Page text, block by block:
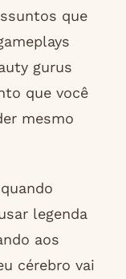
que
gurus
que você
mesmo
legenda
aos
cérebro vai